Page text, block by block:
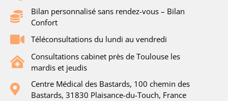
Bilan personnalisé sans rendez-vous – Bilan
Confort
Téléconsultations du lundi au vendredi
Consultations cabinet près de Toulouse les
mardis et jeudis
Centre Médical des Bastards, 100 chemin des
Bastards, 31830 Plaisance-du-Touch, France